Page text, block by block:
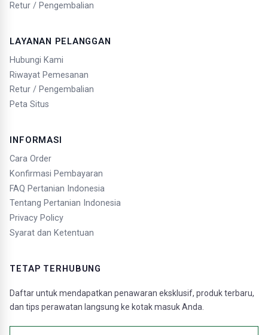
Retur / Pengembalian
LAYANAN PELANGGAN
Hubungi Kami
Riwayat Pemesanan
Retur / Pengembalian
Peta Situs
INFORMASI
Cara Order
Konfirmasi Pembayaran
FAQ Pertanian Indonesia
Tentang Pertanian Indonesia
Privacy Policy
Syarat dan Ketentuan
TETAP TERHUBUNG
Daftar untuk mendapatkan penawaran eksklusif, produk terbaru,
dan tips perawatan langsung ke kotak masuk Anda.